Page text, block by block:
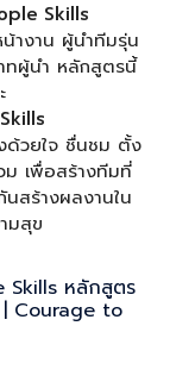
Skills
างาน ผู้นำทีมรุ่น
ทผู้นำ หลักสูตรนี้
ด้วยใจ ชื่นชม ตั้ง
ม เพื่อสร้างทีมที่
สร้างผลงานใน
มสุข
Skills หลักสูตร
| Courage to